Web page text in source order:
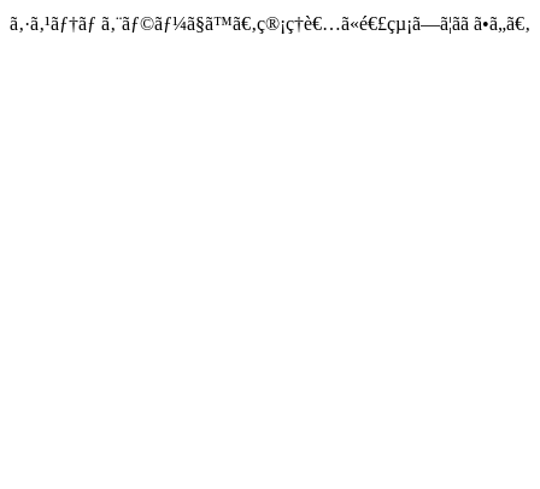
ã‚·ã‚¹ãƒ†ãƒ ã‚¨ãƒ©ãƒ¼ã§ã™ã€‚ç®¡ç†è€…ã«é€£çµ¡ã—ã¦ãã ã•ã„ã€‚